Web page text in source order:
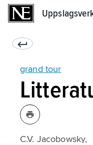
grand tour
C.V. Jacobowsky,